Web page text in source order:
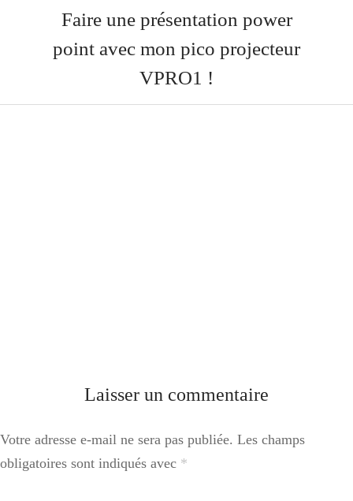
Faire une présentation power
point avec mon pico projecteur
VPRO1 !
Laisser un commentaire
Votre adresse e-mail ne sera pas publiée. Les champs
obligatoires sont indiqués avec *